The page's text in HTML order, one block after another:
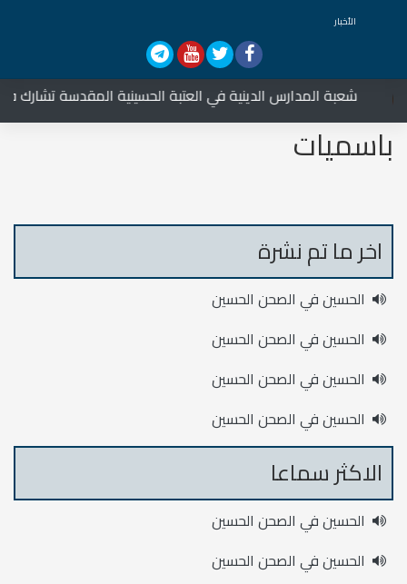
الأخبار
شعبة المدارس الدينية في العتبة الحسينية المقدسة تشارك في
باسميات
اخر ما تم نشرة
الحسين في الصحن الحسين
الحسين في الصحن الحسين
الحسين في الصحن الحسين
الحسين في الصحن الحسين
الاكثر سماعا
الحسين في الصحن الحسين
الحسين في الصحن الحسين